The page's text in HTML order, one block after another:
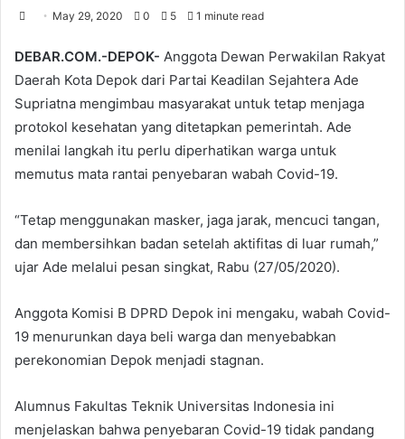
May 29, 2020 0 5 1 minute read
DEBAR.COM.-DEPOK- Anggota Dewan Perwakilan Rakyat
Daerah Kota Depok dari Partai Keadilan Sejahtera Ade
Supriatna mengimbau masyarakat untuk tetap menjaga
protokol kesehatan yang ditetapkan pemerintah. Ade
menilai langkah itu perlu diperhatikan warga untuk
memutus mata rantai penyebaran wabah Covid-19.
“Tetap menggunakan masker, jaga jarak, mencuci tangan,
dan membersihkan badan setelah aktifitas di luar rumah,”
ujar Ade melalui pesan singkat, Rabu (27/05/2020).
Anggota Komisi B DPRD Depok ini mengaku, wabah Covid-
19 menurunkan daya beli warga dan menyebabkan
perekonomian Depok menjadi stagnan.
Alumnus Fakultas Teknik Universitas Indonesia ini
menjelaskan bahwa penyebaran Covid-19 tidak pandang